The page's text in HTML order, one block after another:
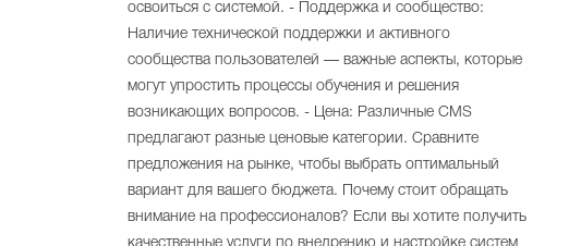
освоиться с системой. - Поддержка и сообщество:
Наличие технической поддержки и активного
сообщества пользователей — важные аспекты, которые
могут упростить процессы обучения и решения
возникающих вопросов. - Цена: Различные CMS
предлагают разные ценовые категории. Сравните
предложения на рынке, чтобы выбрать оптимальный
вариант для вашего бюджета. Почему стоит обращать
внимание на профессионалов? Если вы хотите получить